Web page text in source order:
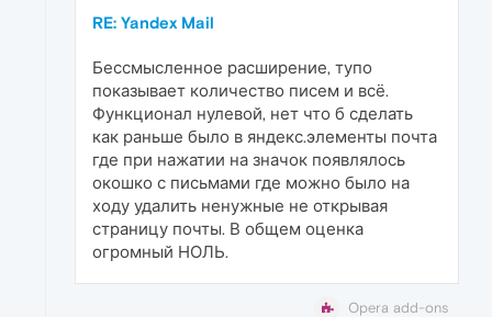
RE: Yandex Mail
Бессмысленное расширение, тупо
показывает количество писем и всё.
Функционал нулевой, нет что б сделать
как раньше было в яндекс.элементы почта
где при нажатии на значок появлялось
окошко с письмами где можно было на
ходу удалить ненужные не открывая
страницу почты. В общем оценка
огромный НОЛЬ.
Opera add-ons